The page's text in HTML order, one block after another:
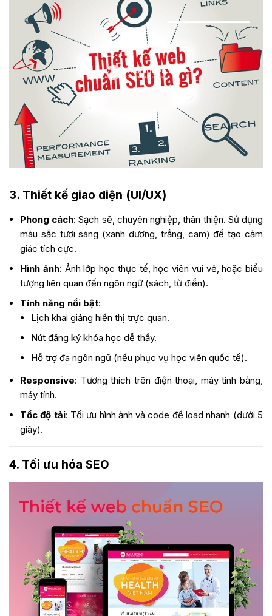
3. Thiết kế giao diện (UI/UX)
Phong cách: Sạch sẽ, chuyên nghiệp, thân thiện. Sử dụng
màu sắc tươi sáng (xanh dương, trắng, cam) để tạo cảm
giác tích cực.
Hình ảnh: Ảnh lớp học thực tế, học viên vui vẻ, hoặc biểu
tượng liên quan đến ngôn ngữ (sách, từ điển).
Tính năng nổi bật:
Lịch khai giảng hiển thị trực quan.
Nút đăng ký khóa học dễ thấy.
Hỗ trợ đa ngôn ngữ (nếu phục vụ học viên quốc tế).
Responsive: Tương thích trên điện thoại, máy tính bảng,
máy tính.
Tốc độ tải: Tối ưu hình ảnh và code để load nhanh (dưới 5
giây).
4. Tối ưu hóa SEO